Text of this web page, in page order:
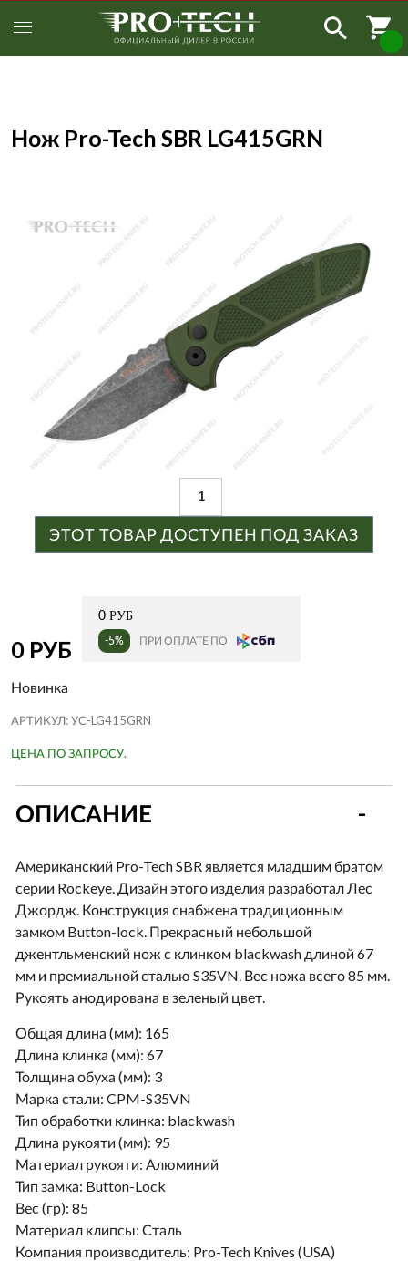
Нож Pro-Tech SBR LG415GRN
ЭТОТ ТОВАР ДОСТУПЕН ПОД ЗАКАЗ
0 РУБ
0 РУБ
-5% ПРИ ОПЛАТЕ ПО
Новинка
АРТИКУЛ:УС-LG415GRN
ЦЕНА ПО ЗАПРОСУ.
ОПИСАНИЕ
Американский Pro-Tech SBR является младшим братом
серии Rockeye. Дизайн этого изделия разработал Лес
Джордж. Конструкция снабжена традиционным
замком Button-lock. Прекрасный небольшой
джентльменский нож с клинком blackwash длиной 67
мм и премиальной сталью S35VN. Вес ножа всего 85 мм.
Рукоять анодирована в зеленый цвет.
Общая длина (мм): 165
Длина клинка (мм): 67
Толщина обуха (мм): 3
Марка стали: CPM-S35VN
Тип обработки клинка: blackwash
Длина рукояти (мм): 95
Материал рукояти: Алюминий
Тип замка: Button-Lock
Вес (гр): 85
Материал клипсы: Сталь
Компания производитель: Pro-Tech Knives (USA)